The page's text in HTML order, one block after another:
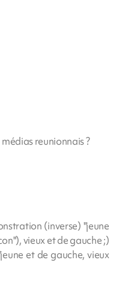
reunionnais ?
(inverse) "jeune
vieux et de gauche ;)
et de gauche, vieux